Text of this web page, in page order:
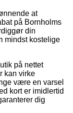
at
på Bornholms
din
mindst kostelige
på nettet
kan virke
være en varsel
kort er imidlertid
dig